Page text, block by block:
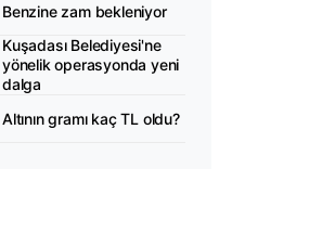
Benzine zam bekleniyor
Kuşadası Belediyesi'ne
yönelik operasyonda yeni
dalga
Altının gramı kaç TL oldu?